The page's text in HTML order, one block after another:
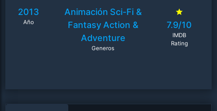
2013
Año
Animación Sci-Fi &
Fantasy Action &
Adventure
Generos
7.9/10
IMDB
Rating